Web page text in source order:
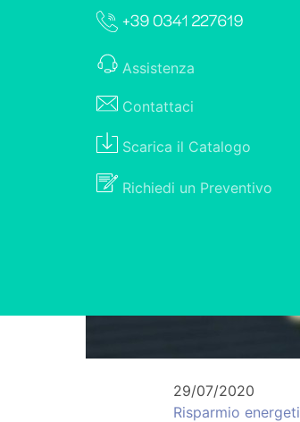
Assistenza
Contattaci
Scarica il Catalogo
Richiedi un Preventivo
29/07/2020
Risparmio